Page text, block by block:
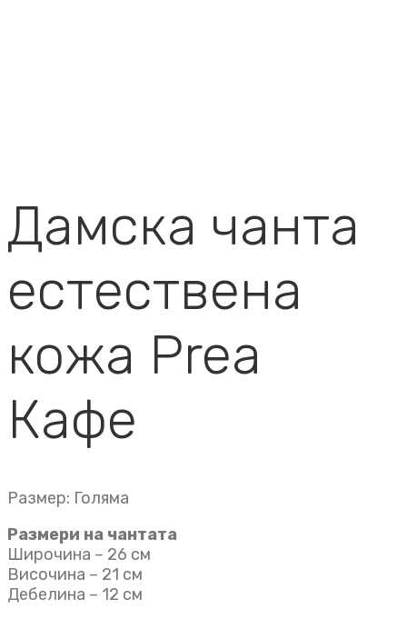
Дамска чанта
естествена
кожа Prea
Кафе
Размер: Голяма
Размери на чантата
Широчина – 26 см
Височина – 21 см
Дебелина – 12 см